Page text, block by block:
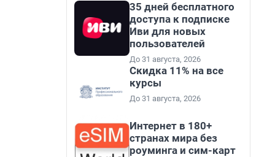
35 дней бесплатного
доступа к подписке
Иви для новых
пользователей
До 31 августа, 2026
Скидка 11% на все
курсы
До 31 августа, 2026
Интернет в 180+
странах мира без
роуминга и сим-карт